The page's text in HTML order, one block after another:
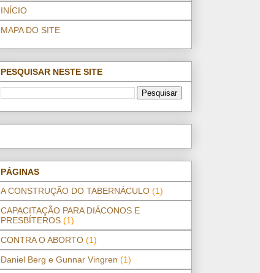
INÍCIO
MAPA DO SITE
PESQUISAR NESTE SITE
PÁGINAS
A CONSTRUÇÃO DO TABERNÁCULO (1)
CAPACITAÇÃO PARA DIÁCONOS E
PRESBÍTEROS (1)
CONTRA O ABORTO (1)
Daniel Berg e Gunnar Vingren (1)